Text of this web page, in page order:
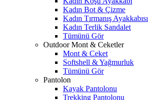
Kadın Bot & Çizme
Kadın Tırmanış Ayakkabısı
Kadın Terlik Sandalet
Tümünü Gör
Outdoor Mont & Ceketler
Mont & Ceket
Softshell & Yağmurluk
Tümünü Gör
Pantolon
Kayak Pantolonu
Trekking Pantolonu